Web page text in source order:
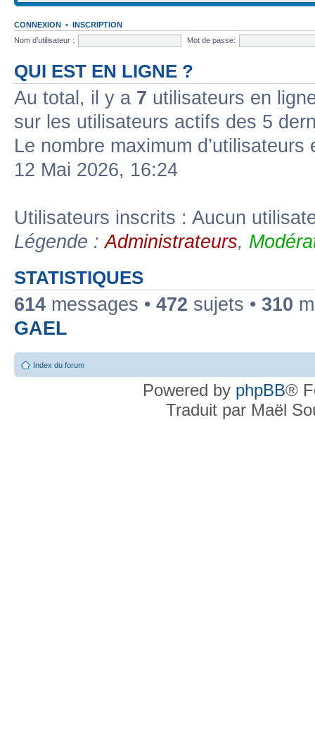
CONNEXION • INSCRIPTION
Nom d’utilisateur :
Mot de passe:
QUI EST EN LIGNE ?
Au total, il y a 7 utilisateurs en
sur les utilisateurs actifs des 5
Le nombre maximum
12 Mai 2026, 16:24
Utilisateurs inscrits : Aucun
Légende :Administrateurs,
STATISTIQUES
614 messages • 472 sujets • 310
GAEL
Index du forum
Powered by phpBB®
Traduit par Maël